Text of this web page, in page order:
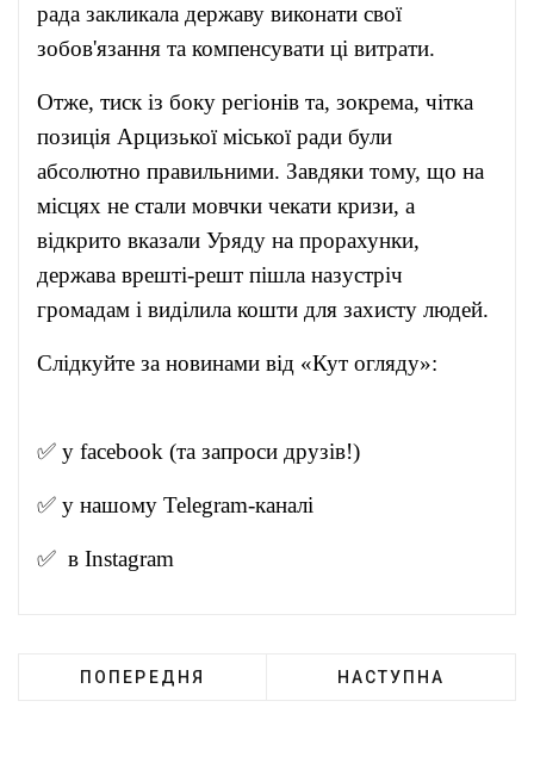
рада закликала державу виконати свої
зобов'язання та компенсувати ці витрати.
Отже, тиск із боку регіонів та, зокрема, чітка
позиція Арцизької міської ради були
абсолютно правильними. Завдяки тому, що на
місцях не стали мовчки чекати кризи, а
відкрито вказали Уряду на прорахунки,
держава врешті-решт пішла назустріч
громадам і виділила кошти для захисту людей.
Слідкуйте за новинами від «Кут огляду»:
✅ у facebook (та запроси друзів!)
✅ у нашому Telegram-каналі
✅ в Instagram
ПОПЕРЕДНЯ НАСТУПНА